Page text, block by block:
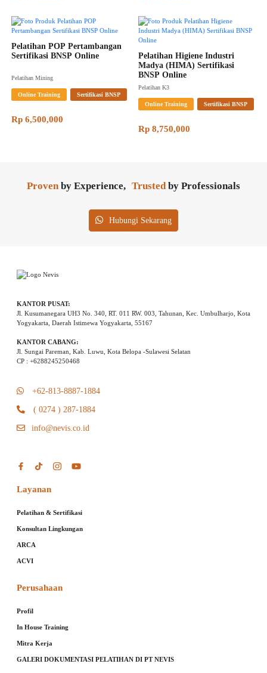
Pelatihan POP Pertambangan
Sertifikasi BNSP Online
Pelatihan Mining
Online Training Sertifikasi BNSP
Rp 6,500,000
Pelatihan Higiene Industri
Madya (HIMA) Sertifikasi
BNSP Online
Pelatihan K3
Online Training Sertifikasi BNSP
Rp 8,750,000
Provenby Experience, Trustedby Professionals
Hubungi Sekarang
KANTOR PUSAT:
Jl. Kusumanegara UH3 No. 340, RT. 011 RW. 003, Tahunan, Kec. Umbulharjo, Kota
Yogyakarta, Daerah Istimewa Yogyakarta, 55167
KANTOR CABANG:
Jl. Sungai Pareman, Kab. Luwu, Kota Belopa -Sulawesi Selatan
CP : +6288245250468
+62-813-8887-1884
( 0274 ) 287-1884
info@nevis.co.id
Layanan
Pelatihan & Sertifikasi
Konsultan Lingkungan
ARCA
ACVI
Perusahaan
Profil
In House Training
Mitra Kerja
GALERI DOKUMENTASI PELATIHAN DI PT NEVIS